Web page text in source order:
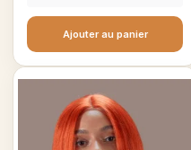
Ajouter au panier